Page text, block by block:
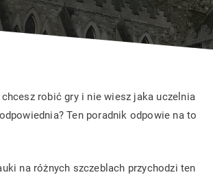
ON
robić gry i nie wiesz jaka uczelnia
Ten poradnik odpowie na to
na różnych szczeblach przychodzi ten